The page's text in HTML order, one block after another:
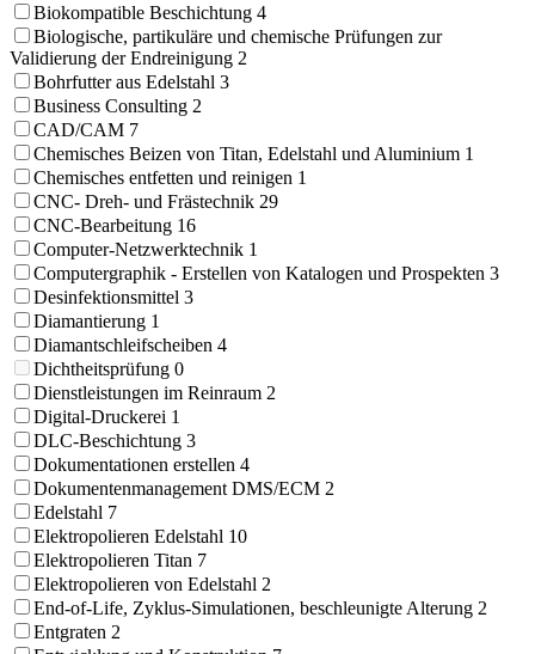
Biokompatible Beschichtung 4
Biologische, partikuläre und chemische Prüfungen zur
Validierung der Endreinigung 2
Bohrfutter aus Edelstahl 3
Business Consulting 2
CAD/CAM 7
Chemisches Beizen von Titan, Edelstahl und Aluminium 1
Chemisches entfetten und reinigen 1
CNC- Dreh- und Frästechnik 29
CNC-Bearbeitung 16
Computer-Netzwerktechnik 1
Computergraphik - Erstellen von Katalogen und Prospekten 3
Desinfektionsmittel 3
Diamantierung 1
Diamantschleifscheiben 4
Dichtheitsprüfung 0
Dienstleistungen im Reinraum 2
Digital-Druckerei 1
DLC-Beschichtung 3
Dokumentationen erstellen 4
Dokumentenmanagement DMS/ECM 2
Edelstahl 7
Elektropolieren Edelstahl 10
Elektropolieren Titan 7
Elektropolieren von Edelstahl 2
End-of-Life, Zyklus-Simulationen, beschleunigte Alterung 2
Entgraten 2